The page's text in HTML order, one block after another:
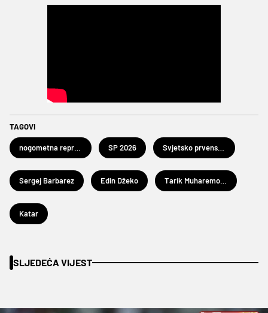
TAGOVI
SP 2026
Sergej Barbarez Edin Džeko
Katar
SLJEDEĆA VIJEST